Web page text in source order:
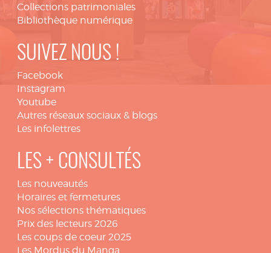
Collections patrimoniales
Bibliothèque numérique
SUIVEZ NOUS !
Facebook
Instagram
Youtube
Autres réseaux sociaux & blogs
Les infolettres
LES + CONSULTÉS
Les nouveautés
Horaires et fermetures
Nos sélections thématiques
Prix des lecteurs 2026
Les coups de coeur 2025
Les Mordus du Manga